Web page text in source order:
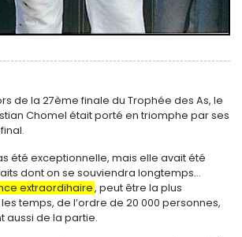
de la 27ème finale du Trophée des As, le
Chomel était porté en triomphe par ses
été exceptionnelle, mais elle avait été
dont on se souviendra longtemps...
extraordihaire, peut être la plus
temps, de l’ordre de 20 000 personnes,
aussi de la partie.